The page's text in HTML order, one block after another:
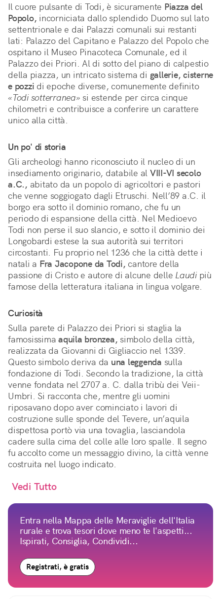
Il cuore pulsante di Todi, è sicuramente Piazza del
Popolo, incorniciata dallo splendido Duomo sul lato
settentrionale e dai Palazzi comunali sui restanti
lati: Palazzo del Capitano e Palazzo del Popolo che
ospitano il Museo Pinacoteca Comunale, ed il
Palazzo dei Priori. Al di sotto del piano di calpestio
della piazza, un intricato sistema di gallerie, cisterne
e pozzi di epoche diverse, comunemente definito
«Todi sotterranea» si estende per circa cinque
chilometri e contribuisce a conferire un carattere
unico alla città.
Un po' di storia
Gli archeologi hanno riconosciuto il nucleo di un
insediamento originario, databile al VIII-VI secolo
a.C., abitato da un popolo di agricoltori e pastori
che venne soggiogato dagli Etruschi. Nell’89 a.C. il
borgo era sotto il dominio romano, che fu un
periodo di espansione della città. Nel Medioevo
Todi non perse il suo slancio, e sotto il dominio dei
Longobardi estese la sua autorità sui territori
circostanti. Fu proprio nel 1236 che la città dette i
natali a Fra Jacopone da Todi, cantore della
passione di Cristo e autore di alcune delle Laudipiù
famose della letteratura italiana in lingua volgare.
Curiosità
Sulla parete di Palazzo dei Priori si staglia la
famosissima aquila bronzea, simbolo della città,
realizzata da Giovanni di Gigliaccio nel 1339.
Questo simbolo deriva da una leggenda sulla
fondazione di Todi. Secondo la tradizione, la città
venne fondata nel 2707 a. C. dalla tribù dei Veii-
Umbri. Si racconta che, mentre gli uomini
riposavano dopo aver cominciato i lavori di
costruzione sulle sponde del Tevere, un’aquila
dispettosa portò via una tovaglia, lasciandola
cadere sulla cima del colle alle loro spalle. Il segno
fu accolto come un messaggio divino, la città venne
costruita nel luogo indicato.
Vedi Tutto
Entra nella Mappa delle Meraviglie dell'Italia
rurale e trova tesori dove meno te l'aspetti...
Ispirati, Consiglia, Condividi...
Registrati, è gratis